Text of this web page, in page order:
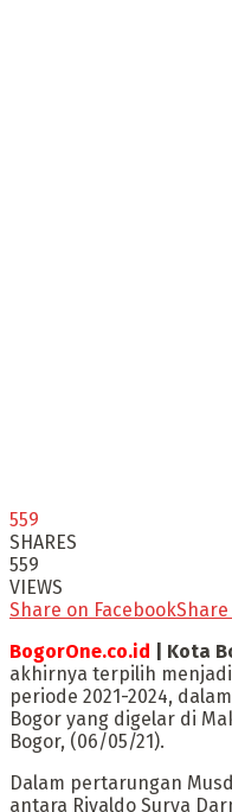
559
SHARES
559
VIEWS
Share on Facebook
BogorOne.co.id | Kota
akhirnya terpilih menjadi
periode 2021-2024,
Bogor yang digelar di
Bogor, (06/05/21).
Dalam pertarungan
antara Rivaldo Surya